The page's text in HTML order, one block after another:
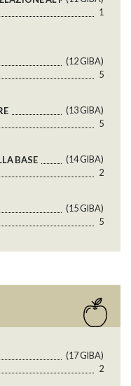
1
(12 GlBA)
5
(13 GlBA)
5
BASE
(14 GlBA)
2
(15 GlBA)
5
(17 GlBA)
2